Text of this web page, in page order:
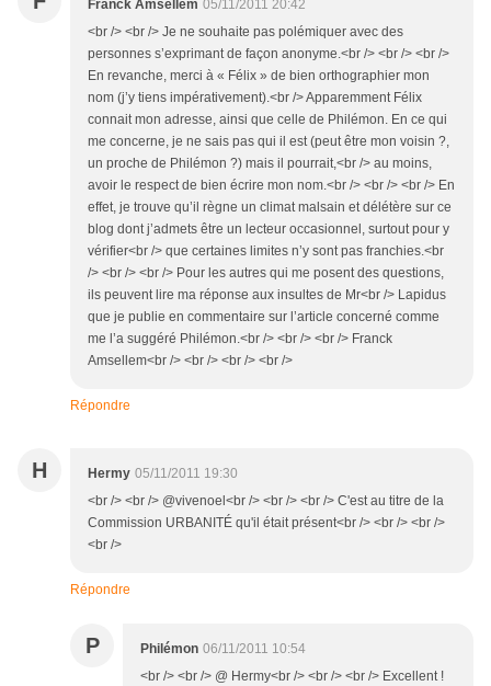
Franck Amsellem 05/11/2011 20:42
<br /> <br /> Je ne souhaite pas polémiquer avec des
personnes s’exprimant de façon anonyme.<br /> <br /> <br />
En revanche, merci à « Félix » de bien orthographier mon
nom (j’y tiens impérativement).<br /> Apparemment Félix
connait mon adresse, ainsi que celle de Philémon. En ce qui
me concerne, je ne sais pas qui il est (peut être mon voisin ?,
un proche de Philémon ?) mais il pourrait,<br /> au moins,
avoir le respect de bien écrire mon nom.<br /> <br /> <br /> En
effet, je trouve qu’il règne un climat malsain et délétère sur ce
blog dont j’admets être un lecteur occasionnel, surtout pour y
vérifier<br /> que certaines limites n’y sont pas franchies.<br
/> <br /> <br /> Pour les autres qui me posent des questions,
ils peuvent lire ma réponse aux insultes de Mr<br /> Lapidus
que je publie en commentaire sur l’article concerné comme
me l’a suggéré Philémon.<br /> <br /> <br /> Franck
Amsellem<br /> <br /> <br /> <br />
Répondre
H Hermy 05/11/2011 19:30
<br /> <br /> @vivenoel<br /> <br /> <br /> C'est au titre de la
Commission URBANITÉ qu'il était présent<br /> <br /> <br />
<br />
Répondre
P Philémon 06/11/2011 10:54
<br /> <br /> @ Hermy<br /> <br /> <br /> Excellent !